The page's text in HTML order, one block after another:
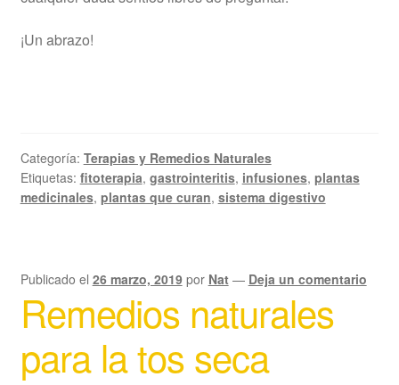
¡Un abrazo!
Categoría: Terapias y Remedios Naturales
Etiquetas: fitoterapia, gastrointeritis, infusiones, plantas
medicinales, plantas que curan, sistema digestivo
Publicado el 26 marzo, 2019 por Nat — Deja un comentario
Remedios naturales
para la tos seca